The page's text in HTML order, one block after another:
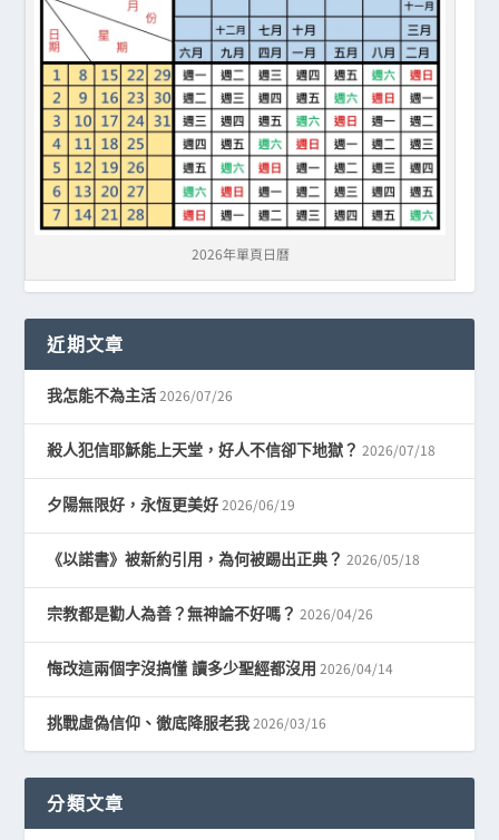
2026年單頁日曆
近期文章
我怎能不為主活 2026/07/26
殺人犯信耶穌能上天堂，好人不信卻下地獄？ 2026/07/18
夕陽無限好，永恆更美好 2026/06/19
《以諾書》被新約引用，為何被踢出正典？ 2026/05/18
宗教都是勸人為善？無神論不好嗎？ 2026/04/26
悔改這兩個字沒搞懂 讀多少聖經都沒用 2026/04/14
挑戰虛偽信仰、徹底降服老我 2026/03/16
分類文章